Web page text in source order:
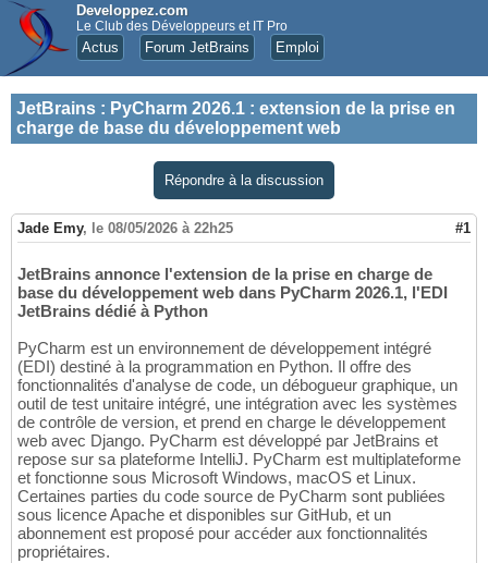
Developpez.com
Le Club des Développeurs et IT Pro
Actus Forum JetBrains Emploi
JetBrains : PyCharm 2026.1 : extension de la prise en
charge de base du développement web
Répondre à la discussion
Jade Emy, le 08/05/2026 à 22h25 #1
JetBrains annonce l'extension de la prise en charge de
base du développement web dans PyCharm 2026.1, l'EDI
JetBrains dédié à Python
PyCharm est un environnement de développement intégré
(EDI) destiné à la programmation en Python. Il offre des
fonctionnalités d'analyse de code, un débogueur graphique, un
outil de test unitaire intégré, une intégration avec les systèmes
de contrôle de version, et prend en charge le développement
web avec Django. PyCharm est développé par JetBrains et
repose sur sa plateforme IntelliJ. PyCharm est multiplateforme
et fonctionne sous Microsoft Windows, macOS et Linux.
Certaines parties du code source de PyCharm sont publiées
sous licence Apache et disponibles sur GitHub, et un
abonnement est proposé pour accéder aux fonctionnalités
propriétaires.